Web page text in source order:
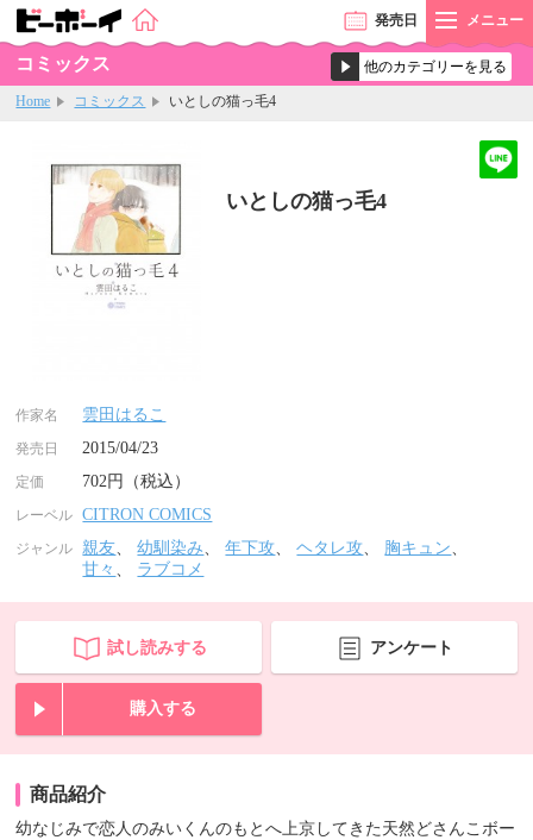
発売日 メニュー
コミックス
Home コミックス いとしの猫っ毛4
いとしの猫っ毛4
作家名 雲田はるこ
発売日 2015/04/23
定価 702円（税込）
レーベル CITRON COMICS
ジャンル 親友、幼馴染み、年下攻、ヘタレ攻、 胸キュン、
甘々 、 ラブコメ
試し読みする アンケート
購入する
商品紹介
幼なじみで恋人のみいくんのもとへ上京してきた天然どさんこボー